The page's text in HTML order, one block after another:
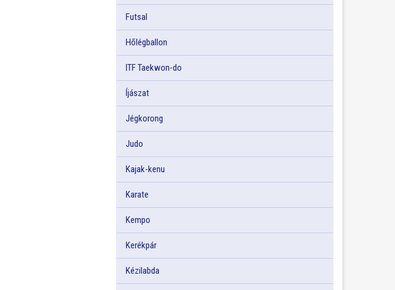
Futsal
Hőlégballon
ITF Taekwon-do
Íjászat
Jégkorong
Judo
Kajak-kenu
Karate
Kempo
Kerékpár
Kézilabda